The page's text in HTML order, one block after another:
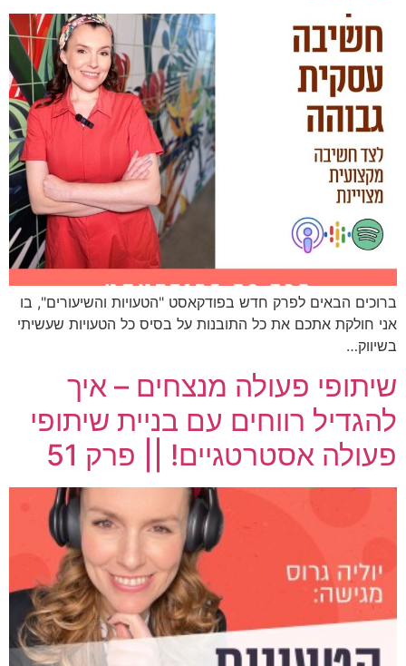
ברוכים הבאים לפרק חדש בפודקאסט "הטעויות והשיעורים", בו
אני חולקת אתכם את כל התובנות על בסיס כל הטעויות שעשיתי
בשיווק…
שיתופי פעולה מנצחים – איך
להגדיל רווחים עם בניית שיתופי
פעולה אסטרטגיים! || פרק 51